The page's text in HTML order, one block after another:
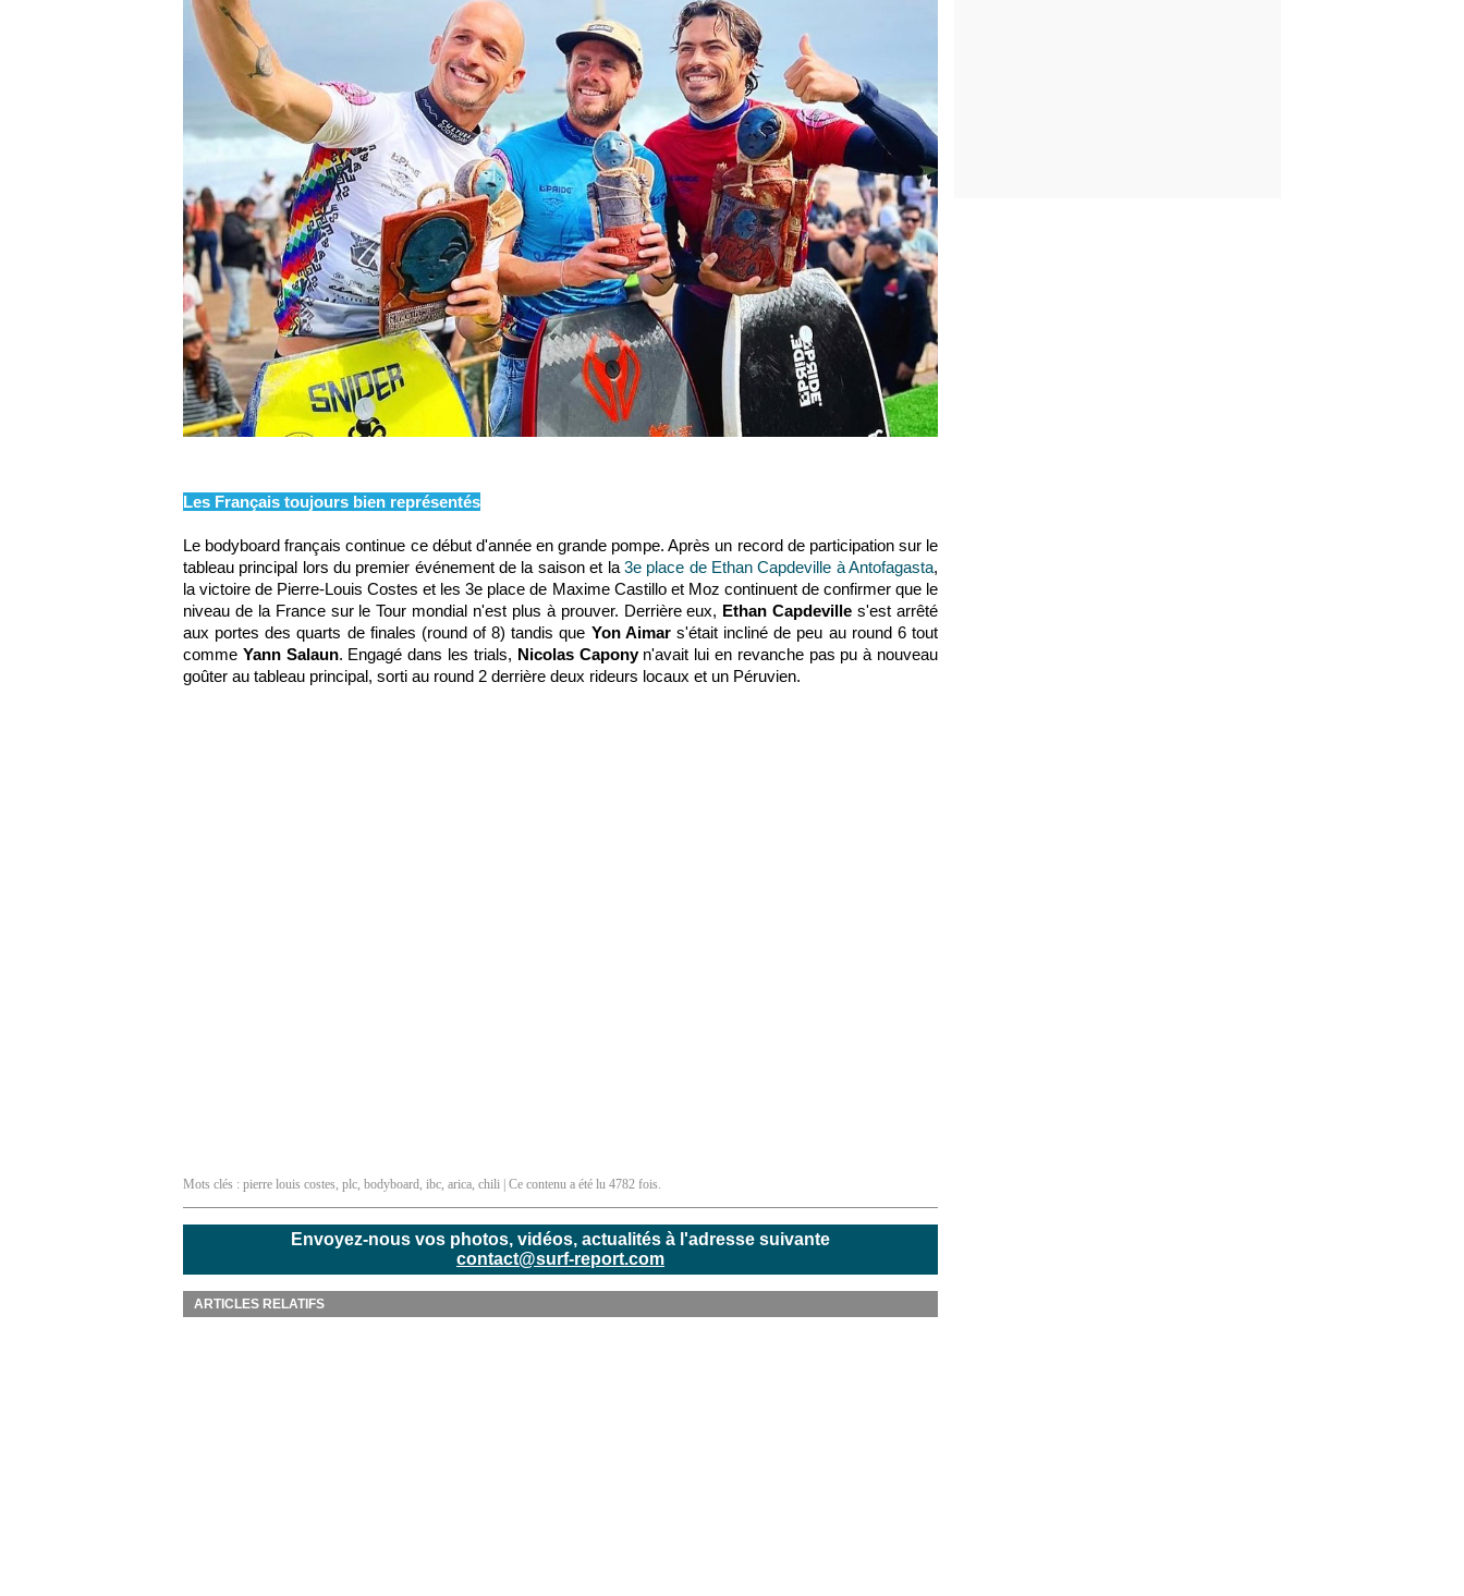
Les Français toujours bien représentés
Le bodyboard français continue ce début d'année en grande pompe. Après un record de participation sur le
tableau principal lors du premier événement de la saison et la3e place de Ethan Capdeville à Antofagasta,
la victoire de Pierre-Louis Costes et les 3e place de Maxime Castillo et Moz continuent de confirmer que le
niveau de la France sur le Tour mondial n'est plus à prouver. Derrière eux, Ethan Capdeville s'est arrêté
aux portes des quarts de finales (round of 8) tandis que Yon Aimar s'était incliné de peu au round 6 tout
comme Yann Salaun. Engagé dans les trials, Nicolas Caponyn'avait lui en revanche pas pu à nouveau
goûter au tableau principal, sorti au round 2 derrière deux rideurs locaux et un Péruvien.
Mots clés : pierre louis costes, plc, bodyboard, ibc, arica, chili | Ce contenu a été lu 4782 fois.
Envoyez-nous vos photos, vidéos, actualités à l'adresse suivante
contact@surf-report.com
ARTICLES RELATIFS